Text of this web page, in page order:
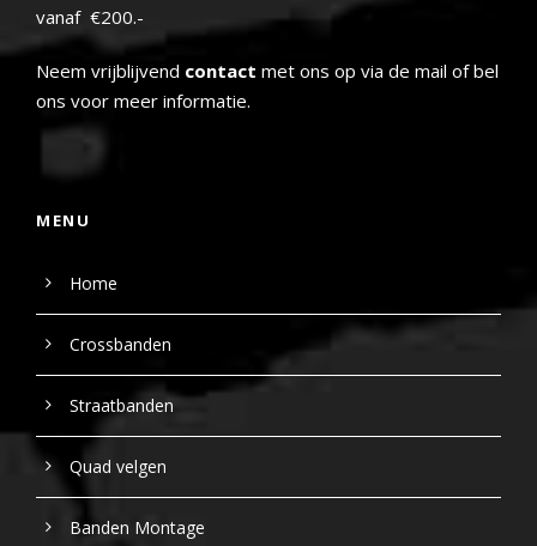
vanaf €200.-
Neem vrijblijvend contact met ons op via de mail of bel
ons voor meer informatie.
MENU
Home
Crossbanden
Straatbanden
Quad velgen
Banden Montage